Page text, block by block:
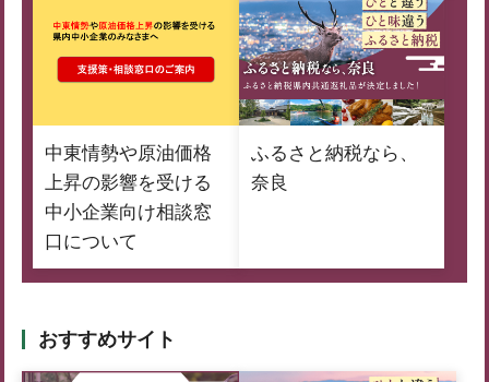
中東情勢や原油価格
上昇の影響を受ける
中小企業向け相談窓
口について
ふるさと納税なら、
奈良
おすすめサイト